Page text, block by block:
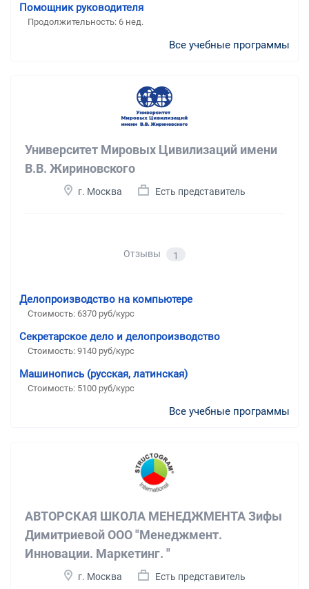
Помощник руководителя
Продолжительность: 6 нед.
Все учебные программы
Университет Мировых Цивилизаций имени
В.В. Жириновского
г. Москва Есть представитель
Отзывы 1
Делопроизводство на компьютере
Стоимость: 6370 руб/курс
Секретарское дело и делопроизводство
Стоимость: 9140 руб/курс
Машинопись (русская, латинская)
Стоимость: 5100 руб/курс
Все учебные программы
АВТОРСКАЯ ШКОЛА МЕНЕДЖМЕНТА Зифы
Димитриевой ООО "Менеджмент.
Инновации. Маркетинг. "
г. Москва Есть представитель